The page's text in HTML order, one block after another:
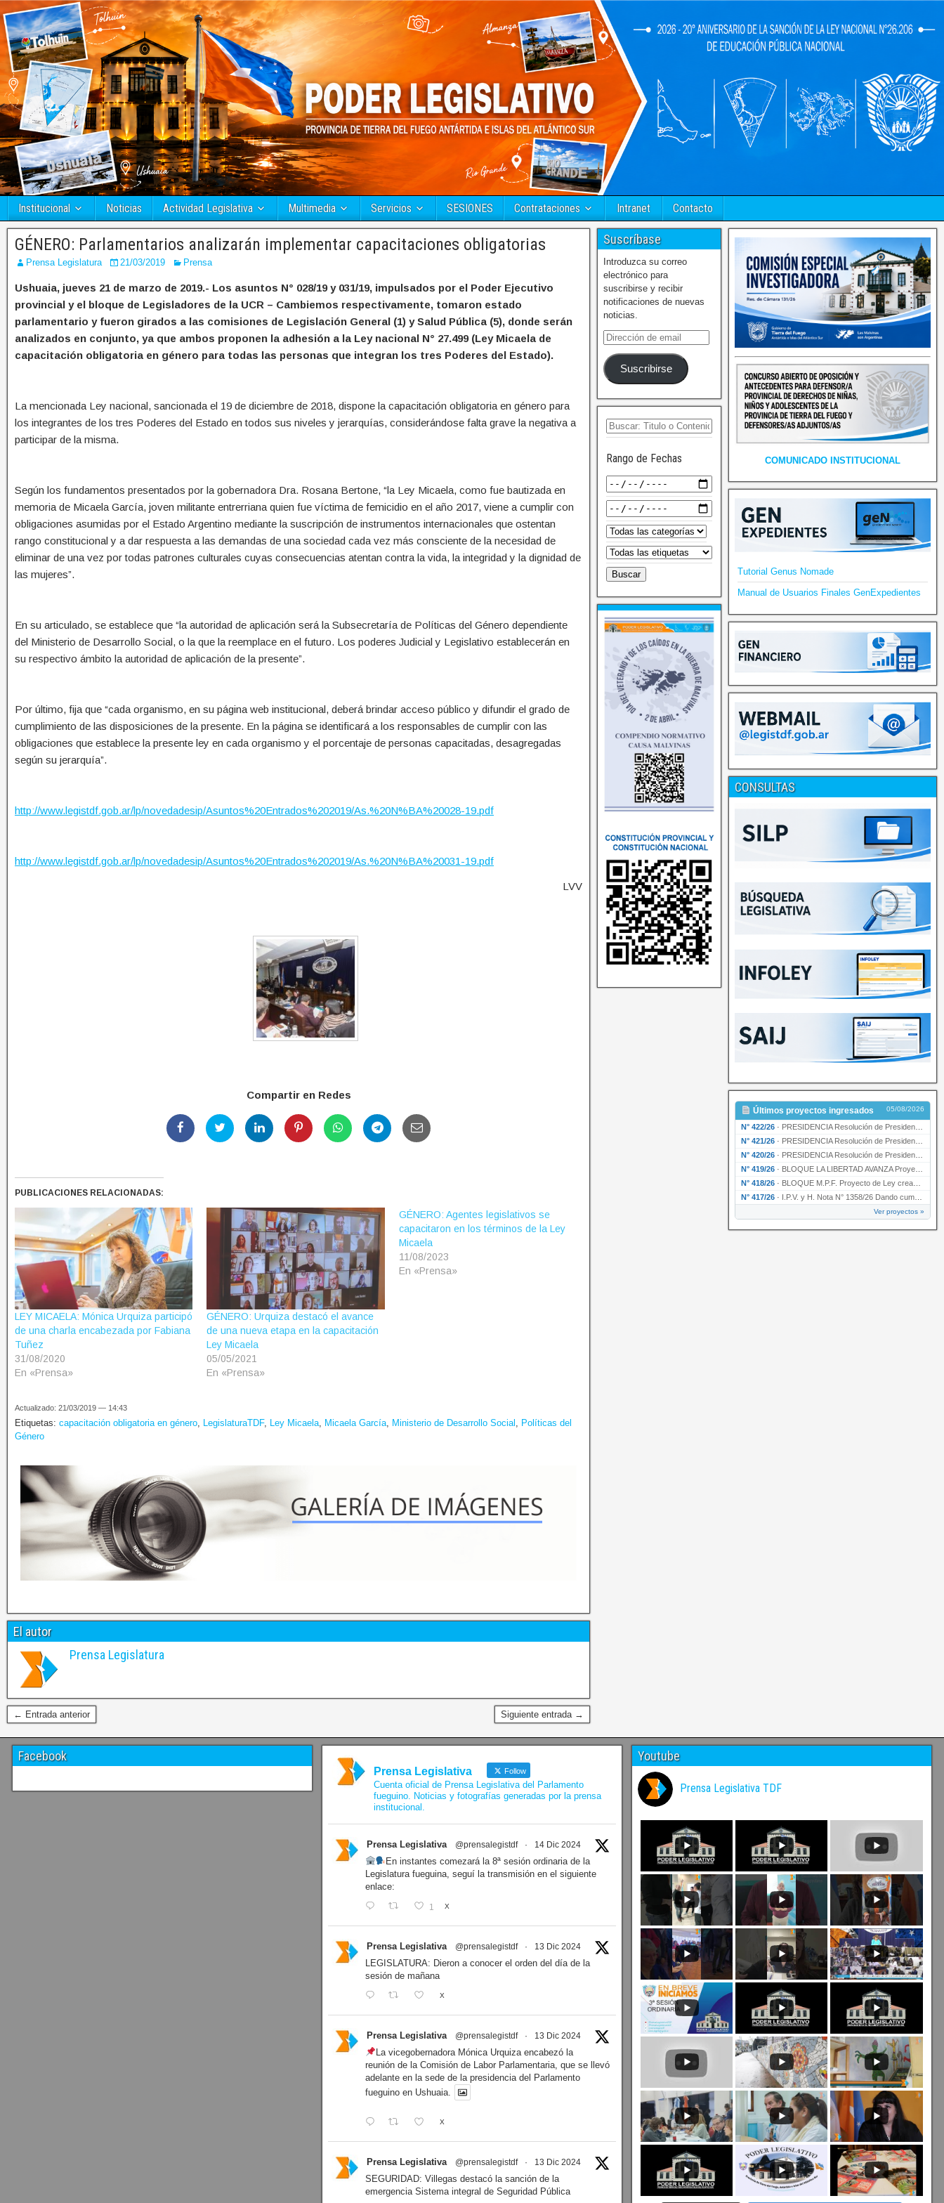
Institucional Noticias Actividad Legislativa Multimedia Servicios SESIONES Contrataciones Intranet Contacto
GÉNERO: Parlamentarios analizarán implementar capacitaciones obligatorias
Prensa Legislatura 21/03/2019 Prensa
Ushuaia, jueves 21 de marzo de 2019.- Los asuntos N° 028/19 y 031/19, impulsados por el Poder Ejecutivo
provincial y el bloque de Legisladores de la UCR – Cambiemos respectivamente, tomaron estado
parlamentario y fueron girados a las comisiones de Legislación General (1) y Salud Pública (5), donde serán
analizados en conjunto, ya que ambos proponen la adhesión a la Ley nacional N° 27.499 (Ley Micaela de
capacitación obligatoria en género para todas las personas que integran los tres Poderes del Estado).
La mencionada Ley nacional, sancionada el 19 de diciembre de 2018, dispone la capacitación obligatoria en género para
los integrantes de los tres Poderes del Estado en todos sus niveles y jerarquías, considerándose falta grave la negativa a
participar de la misma.
Según los fundamentos presentados por la gobernadora Dra. Rosana Bertone, “la Ley Micaela, como fue bautizada en
memoria de Micaela García, joven militante entrerriana quien fue víctima de femicidio en el año 2017, viene a cumplir con
obligaciones asumidas por el Estado Argentino mediante la suscripción de instrumentos internacionales que ostentan
rango constitucional y a dar respuesta a las demandas de una sociedad cada vez más consciente de la necesidad de
eliminar de una vez por todas patrones culturales cuyas consecuencias atentan contra la vida, la integridad y la dignidad de
las mujeres”.
En su articulado, se establece que “la autoridad de aplicación será la Subsecretaría de Políticas del Género dependiente
del Ministerio de Desarrollo Social, o la que la reemplace en el futuro. Los poderes Judicial y Legislativo establecerán en
su respectivo ámbito la autoridad de aplicación de la presente”.
Por último, fija que “cada organismo, en su página web institucional, deberá brindar acceso público y difundir el grado de
cumplimiento de las disposiciones de la presente. En la página se identificará a los responsables de cumplir con las
obligaciones que establece la presente ley en cada organismo y el porcentaje de personas capacitadas, desagregadas
según su jerarquía”.
http://www.legistdf.gob.ar/lp/novedadesip/Asuntos%20Entrados%202019/As.%20N%BA%20028-19.pdf
http://www.legistdf.gob.ar/lp/novedadesip/Asuntos%20Entrados%202019/As.%20N%BA%20031-19.pdf
LVV
Compartir en Redes
PUBLICACIONES RELACIONADAS:
LEY MICAELA: Mónica Urquiza participó
de una charla encabezada por Fabiana
Tuñez
31/08/2020
En «Prensa»
GÉNERO: Urquiza destacó el avance
de una nueva etapa en la capacitación
Ley Micaela
05/05/2021
En «Prensa»
GÉNERO: Agentes legislativos se
capacitaron en los términos de la Ley
Micaela
11/08/2023
En «Prensa»
Actualizado: 21/03/2019 — 14:43
Etiquetas: capacitación obligatoria en género, LegislaturaTDF, Ley Micaela, Micaela García, Ministerio de Desarrollo Social , Políticas del
Género
El autor
Prensa Legislatura
← Entrada anterior Siguiente entrada →
Suscríbase
Introduzca su correo
electrónico para
suscribirse y recibir
notificaciones de nuevas
noticias.
Suscribirse
Rango de Fechas COMUNICADO INSTITUCIONAL
Tutorial Genus Nomade
Manual de Usuarios Finales GenExpedientes
CONSULTAS
Últimos proyectos ingresados 05/08/2026
N° 422/26 · PRESIDENCIA Resolución de Presidencia N° 200/26 para su ratificación.
N° 421/26 · PRESIDENCIA Resolución de Presidencia N° 199/26 para su ratificación.
N° 420/26 · PRESIDENCIA Resolución de Presidencia N° 198/26 para su ratificación.
N° 419/26 · BLOQUE LA LIBERTAD AVANZA Proyecto de Ley declarando la esencialidad del servicio educativ…
N° 418/26 · BLOQUE M.P.F. Proyecto de Ley creando el Ente Único Regulador de servicios públicos de la …
N° 417/26 · I.P.V. y H. Nota N° 1358/26 Dando cumplimiento al artículo 29 de la Ley provincial N° 1399…
Ver proyectos »
Facebook
Prensa Legislativa Follow
Cuenta oficial de Prensa Legislativa del Parlamento
fueguino. Noticias y fotografías generadas por la prensa
institucional.
Prensa Legislativa @prensalegistdf · 14 Dic 2024
En instantes comezará la 8ª sesión ordinaria de la
Legislatura fueguina, seguí la transmisión en el siguiente
enlace:
1 X
Prensa Legislativa @prensalegistdf · 13 Dic 2024
LEGISLATURA: Dieron a conocer el orden del día de la
sesión de mañana
X
Prensa Legislativa @prensalegistdf · 13 Dic 2024
La vicegobernadora Mónica Urquiza encabezó la
reunión de la Comisión de Labor Parlamentaria, que se llevó
adelante en la sede de la presidencia del Parlamento
fueguino en Ushuaia.
X
Prensa Legislativa @prensalegistdf · 13 Dic 2024
SEGURIDAD: Villegas destacó la sanción de la
emergencia Sistema integral de Seguridad Pública
Youtube
Prensa Legislativa TDF